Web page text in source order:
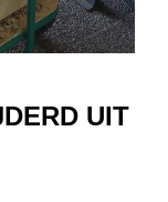
UIT